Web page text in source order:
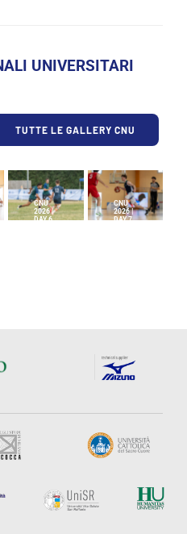
UNIVERSITARI
TUTTE LE GALLERY CNU
CNU
2026 |
DAY 6
CNU
2026 |
DAY 7